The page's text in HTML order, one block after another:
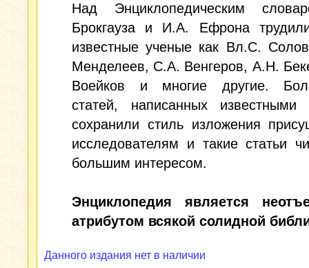
Над Энциклопедическим
Брокгауза и И.А. Ефрона
известные ученые как Вл.С.
Менделеев, С.А. Венгеров, А.Н.
Воейков и многие другие.
статей, написанных известными
сохранили стиль изложения
исследователям и такие статьи
большим интересом.
Энциклопедия является
атрибутом всякой солидной
Данного издания нет в наличии